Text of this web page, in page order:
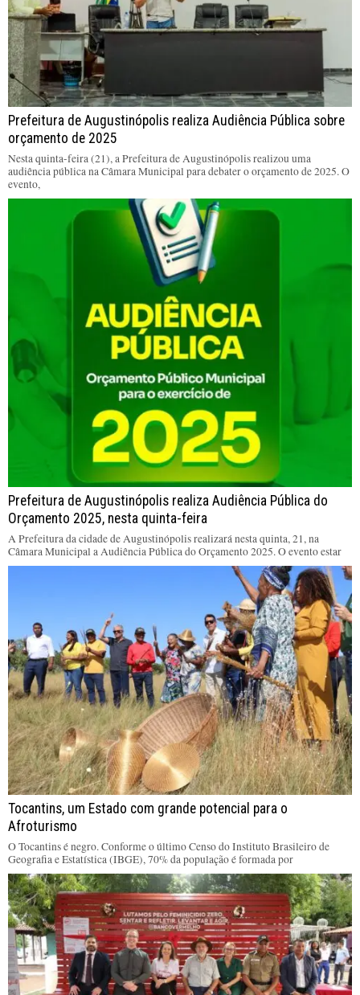
Prefeitura de Augustinópolis realiza Audiência Pública sobre
orçamento de 2025
Nesta quinta-feira (21), a Prefeitura de Augustinópolis realizou uma
audiência pública na Câmara Municipal para debater o orçamento de 2025. O
evento,
Prefeitura de Augustinópolis realiza Audiência Pública do
Orçamento 2025, nesta quinta-feira
A Prefeitura da cidade de Augustinópolis realizará nesta quinta, 21, na
Câmara Municipal a Audiência Pública do Orçamento 2025. O evento estar
Tocantins, um Estado com grande potencial para o
Afroturismo
O Tocantins é negro. Conforme o último Censo do Instituto Brasileiro de
Geografia e Estatística (IBGE), 70% da população é formada por